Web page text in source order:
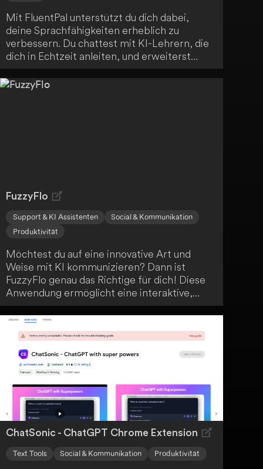
Mit FluentPal unterstützt du dich dabei,
deine Sprachfähigkeiten erheblich zu
verbessern. Du chattest mit KI-Lehrern, die
dich in Echtzeit anleiten, und erweiterst
deinen Wortschatz durch interaktive
Lektionen. Zudem stärkst du deine
Grammatikkenntnisse mit einfachen,
FuzzyFlo
Support & KI Assistenten
Social & Kommunikation
Produktivität
Möchtest du auf eine innovative Art und
Weise mit KI kommunizieren? Dann ist
FuzzyFlo genau das Richtige für dich! Diese
Anwendung ermöglicht eine interaktive,
"menschliche" Kommunikation über eine
Mindmap. Besonders für visuelle Lerner
bietet FuzzyFlo eine ansprechende
Möglichkeit, Informationen zu strukturieren.
So wird der Zugriff auf KI-Funktionen
intuitiver und ansprechender gestaltet.
ChatSonic - ChatGPT Chrome Extension
Text Tools Social & Kommunikation Produktivität